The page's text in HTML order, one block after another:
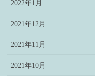
2022年1月
2021年12月
2021年11月
2021年10月